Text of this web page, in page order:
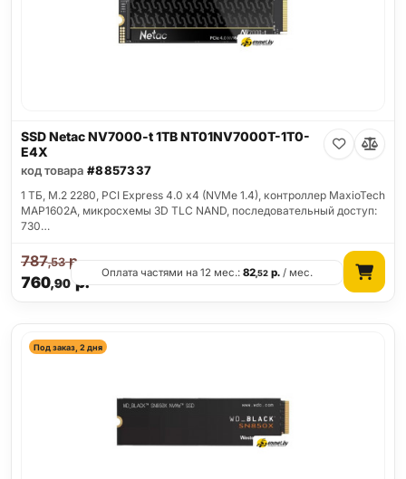
SSD Netac NV7000-t 1TB NT01NV7000T-1T0-
E4X
код товара #8857337
1 ТБ, M.2 2280, PCI Express 4.0 x4 (NVMe 1.4), контроллер MaxioTech
MAP1602A, микросхемы 3D TLC NAND, последовательный доступ:
730…
760,90р.
787,53р.
Оплата частями на 12 мес.:82,52 р. / мес.
Под заказ, 2 дня